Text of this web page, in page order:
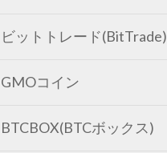
ビットトレード(BitTrade)
GMOコイン
BTCBOX(BTCボックス)